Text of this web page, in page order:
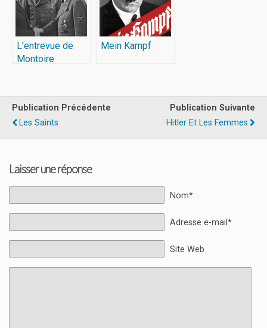
L’entrevue de
Montoire
Mein Kampf
Publication Précédente
Les Saints
Publication Suivante
Hitler Et Les Femmes
Laisser une réponse
Nom*
Adresse e-mail*
Site Web